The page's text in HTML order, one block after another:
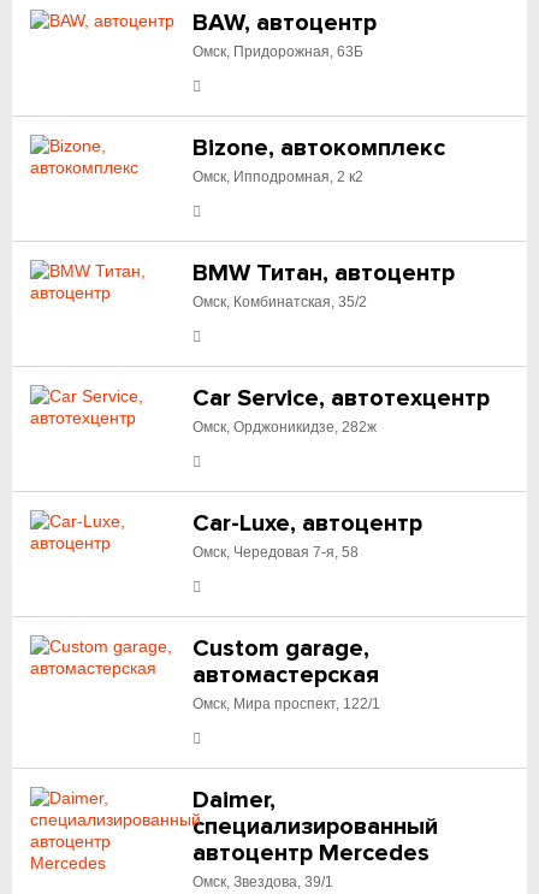
BAW, автоцентр
Омск, Придорожная, 63Б
Bizone, автокомплекс
Омск, Ипподромная, 2 к2
BMW Титан, автоцентр
Омск, Комбинатская, 35/2
Car Service, автотехцентр
Омск, Орджоникидзе, 282ж
Car-Luxe, автоцентр
Омск, Чередовая 7-я, 58
Custom garage,
автомастерская
Омск, Мира проспект, 122/1
Daimer,
специализированный
автоцентр Mercedes
Омск, Звездова, 39/1